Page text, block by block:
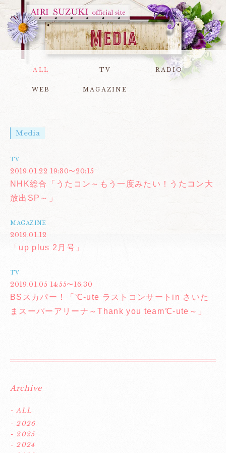
ALL TV RADIO
WEB MAGAZINE
Media
TV
2019.01.22 19:30〜20:15
NHK総合「うたコン～もう一度みたい！うたコン大
放出SP～」
MAGAZINE
2019.01.12
「up plus 2月号」
TV
2019.01.05 14:55〜16:30
BSスカパー！「℃-ute ラストコンサートin さいた
まスーパーアリーナ～Thank you team℃-ute～」
Archive
- ALL
- 2026
- 2025
- 2024